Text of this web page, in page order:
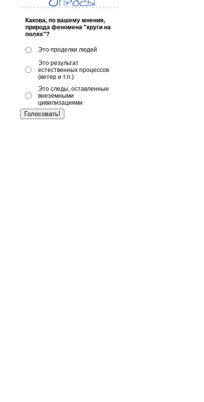
Какова, по вашему мнения,
природа феномена "круги на
полях"?
Это проделки людей
Это результат
естественных процессов
(ветер и т.п.)
Это следы, оставленные
внеземными
цивилизациями